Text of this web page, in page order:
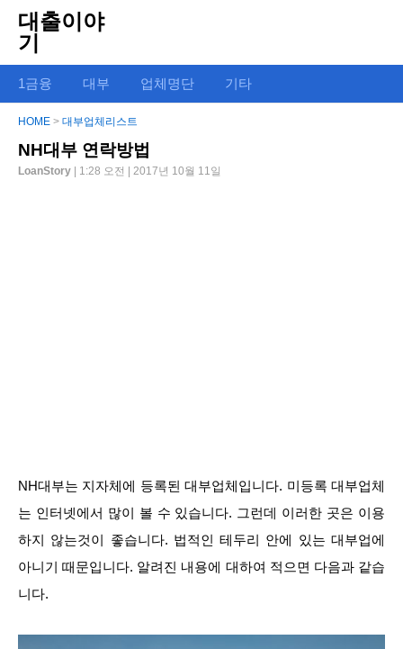
대출이야
기
1금융 대부 업체명단 기타
HOME > 대부업체리스트
NH대부 연락방법
LoanStory | 1:28 오전 | 2017년 10월 11일
NH대부는 지자체에 등록된 대부업체입니다. 미등록 대부업체
는 인터넷에서 많이 볼 수 있습니다. 그런데 이러한 곳은 이용
하지 않는것이 좋습니다. 법적인 테두리 안에 있는 대부업에
아니기 때문입니다. 알려진 내용에 대하여 적으면 다음과 같습
니다.